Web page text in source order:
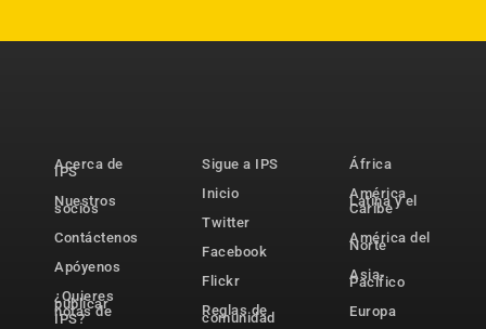
Acerca de
IPS
Nuestros
socios
Contáctenos
Apóyenos
¿Quieres
publicar
notas de
IPS?
Sigue a IPS
Inicio
Twitter
Facebook
Flickr
Reglas de
comunidad
África
América
Latina y el
Caribe
América del
Norte
Asia-
Pacífico
Europa